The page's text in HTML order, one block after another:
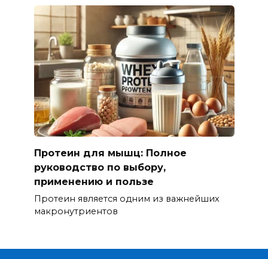
Протеин для мышц: Полное
руководство по выбору,
применению и пользе
Протеин является одним из важнейших
макронутриентов